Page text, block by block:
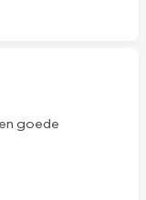
goede